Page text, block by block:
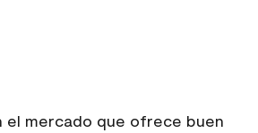
el mercado que ofrece buen